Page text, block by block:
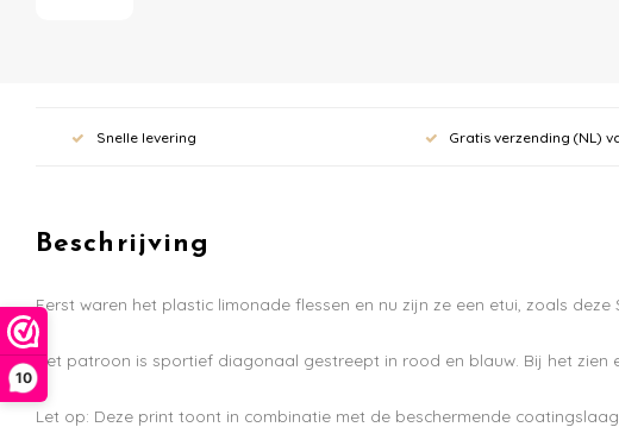
10
Snelle levering Gratis verzending (NL)
Beschrijving
Eerst waren het plastic limonade flessen en nu zijn ze een etui, zoals deze
Het patroon is sportief diagonaal gestreept in rood en blauw. Bij het
Let op: Deze print toont in combinatie met de beschermende